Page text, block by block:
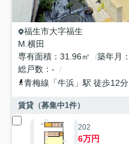
福生市大字福生
M.横田
専有面積
31.96㎡ 築年月
総戸数
-
青梅線 「牛浜 」駅 徒歩12分
賃貸（募集中1件）
202
6万円